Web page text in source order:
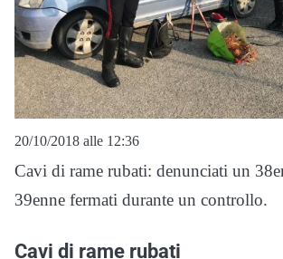
20/10/2018 alle 12:36
Cavi di rame rubati: denunciati un
39enne fermati durante un controllo.
Cavi di rame rubati